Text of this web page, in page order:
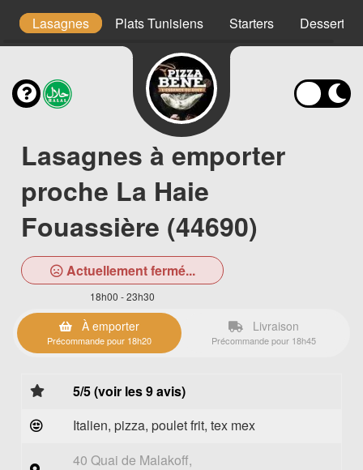
Lasagnes Plats Tunisiens Starters Desserts
Lasagnes à emporter
proche La Haie
Fouassière (44690)
Actuellement fermé...
18h00 - 23h30
À emporter
Précommande pour 18h20
Livraison
Précommande pour 18h45
5/5 (voir les 9 avis)
Italien, pizza, poulet frit, tex mex
40 Quai de Malakoff,